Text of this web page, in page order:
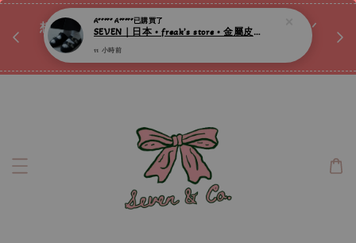
想訂製屬於自己的『水晶手鍊』嗎ꕀ♡ 私訊我們.ᐟ.ᐟ
📣Instagram 這邊按下去